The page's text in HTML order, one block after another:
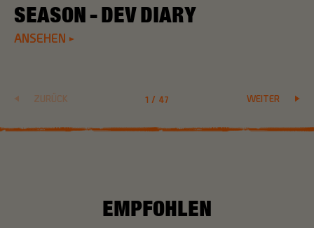
SEASON - DEV DIARY
ANSEHEN
ZURÜCK 1 / 47 WEITER
EMPFOHLEN